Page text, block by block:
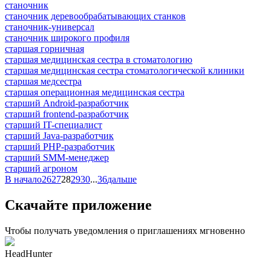
станочник
станочник деревообрабатывающих станков
станочник-универсал
станочник широкого профиля
старшая горничная
старшая медицинская сестра в стоматологию
старшая медицинская сестра стоматологической клиники
старшая медсестра
старшая операционная медицинская сестра
старший Android-разработчик
старший frontend-разработчик
старший IT-специалист
старший Java-разработчик
старший PHP-разработчик
старший SMM-менеджер
старший агроном
В начало2627282930...36дальше
Скачайте приложение
Чтобы получать уведомления о приглашениях мгновенно
HeadHunter